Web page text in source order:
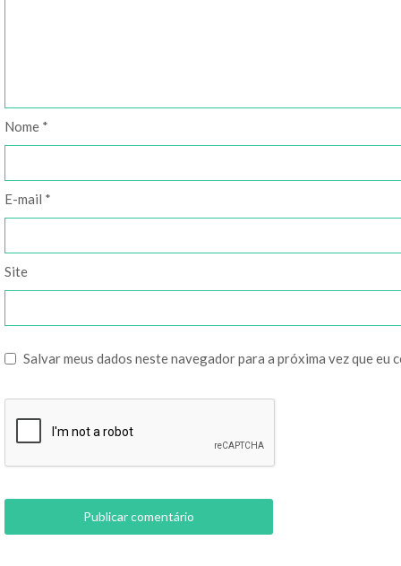
Nome *
E-mail *
Site
Salvar meus dados neste navegador para a próxima vez que eu